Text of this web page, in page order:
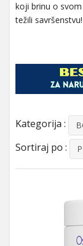
koji brinu o
težili savršenstvu!
Kategorija :
Sortiraj po :